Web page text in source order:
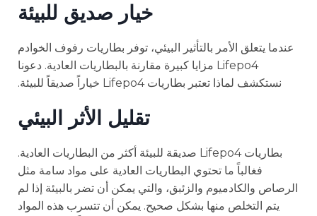
خيار صديق للبيئة
عندما يتعلق الأمر بالتأثير البيئي، توفر بطاريات رفوف الخوادم
Lifepo4 مزايا كبيرة مقارنة بالبطاريات العادية. دعونا
نستكشف لماذا تعتبر بطاريات Lifepo4 خياراً صديقاً للبيئة.
تقليل الأثر البيئي
بطاريات Lifepo4 صديقة للبيئة أكثر من البطاريات العادية.
فغالباً ما تحتوي البطاريات العادية على مواد سامة مثل
الرصاص والكادميوم والزئبق، والتي يمكن أن تضر بالبيئة إذا لم
يتم التخلص منها بشكل صحيح. يمكن أن تتسرب هذه المواد